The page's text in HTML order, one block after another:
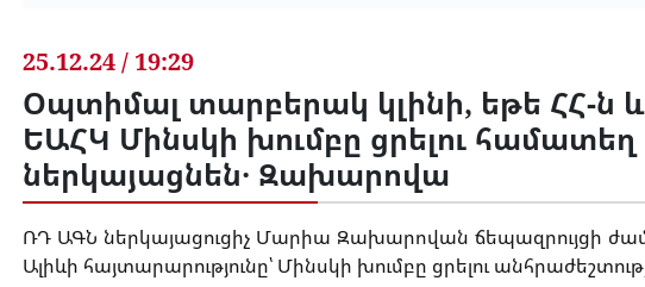
25.12.24 / 19:29
Օպտիմալ տարբերակ կլինի, եթե ՀՀ-ն
ԵԱՀԿ Մինսկի խումբը ցրելու
ներկայացնեն․ Զախարովա
ՌԴ ԱԳՆ ներկայացուցիչ Մարիա Զախարովան ճեպազրույցի
Ալիևի հայտարարությունը՝ Մինսկի խումբը ցրելու